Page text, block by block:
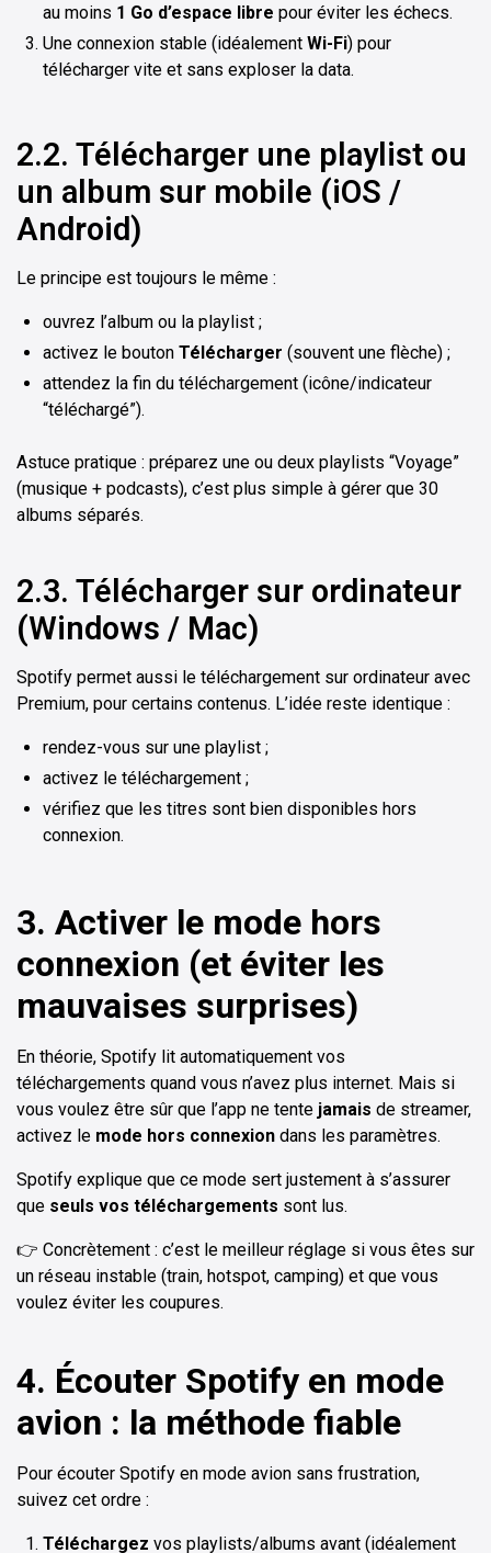
au moins 1 Go d’espace libre pour éviter les échecs.
Une connexion stable (idéalement Wi-Fi) pour
télécharger vite et sans exploser la data.
2.2. Télécharger une playlist ou
un album sur mobile (iOS /
Android)
Le principe est toujours le même :
ouvrez l’album ou la playlist ;
activez le bouton Télécharger (souvent une flèche) ;
attendez la fin du téléchargement (icône/indicateur
“téléchargé”).
Astuce pratique : préparez une ou deux playlists “Voyage”
(musique + podcasts), c’est plus simple à gérer que 30
albums séparés.
2.3. Télécharger sur ordinateur
(Windows / Mac)
Spotify permet aussi le téléchargement sur ordinateur avec
Premium, pour certains contenus. L’idée reste identique :
rendez-vous sur une playlist ;
activez le téléchargement ;
vérifiez que les titres sont bien disponibles hors
connexion.
3. Activer le mode hors
connexion (et éviter les
mauvaises surprises)
En théorie, Spotify lit automatiquement vos
téléchargements quand vous n’avez plus internet. Mais si
vous voulez être sûr que l’app ne tente jamais de streamer,
activez le mode hors connexion dans les paramètres.
Spotify explique que ce mode sert justement à s’assurer
que seuls vos téléchargements sont lus.
👉 Concrètement : c’est le meilleur réglage si vous êtes sur
un réseau instable (train, hotspot, camping) et que vous
voulez éviter les coupures.
4. Écouter Spotify en mode
avion : la méthode fiable
Pour écouter Spotify en mode avion sans frustration,
suivez cet ordre :
Téléchargez vos playlists/albums avant (idéalement